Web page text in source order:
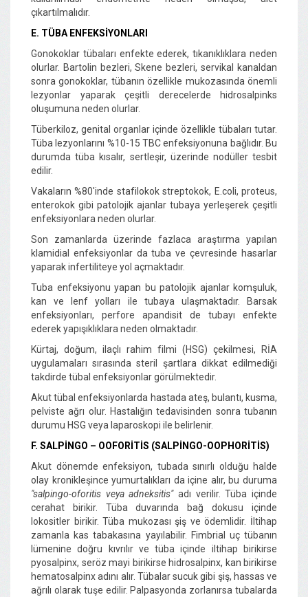
çıkartılmalıdır.
E. TÜBA ENFEKSİYONLARI
Gonokoklar tübaları enfekte ederek, tıkanıklıklara neden
olurlar. Bartolin bezleri, Skene bezleri, servikal kanaldan
sonra gonokoklar, tübanın özellikle mukozasında önemli
lezyonlar yaparak çeşitli derecelerde hidrosalpinks
oluşumuna neden olurlar.
Tüberkiloz, genital organlar içinde özellikle tübaları tutar.
Tüba lezyonlarını %10-15 TBC enfeksiyonuna bağlıdır. Bu
durumda tüba kısalır, sertleşir, üzerinde nodüller tesbit
edilir.
Vakaların %80'inde stafilokok streptokok, E.coli, proteus,
enterokok gibi patolojik ajanlar tubaya yerleşerek çeşitli
enfeksiyonlara neden olurlar.
Son zamanlarda üzerinde fazlaca araştırma yapılan
klamidial enfeksiyonlar da tuba ve çevresinde hasarlar
yaparak infertiliteye yol açmaktadır.
Tuba enfeksiyonu yapan bu patolojik ajanlar komşuluk,
kan ve lenf yolları ile tubaya ulaşmaktadır. Barsak
enfeksiyonları, perfore apandisit de tubayı enfekte
ederek yapışıklıklara neden olmaktadır.
Kürtaj, doğum, ilaçlı rahim filmi (HSG) çekilmesi, RİA
uygulamaları sırasında steril şartlara dikkat edilmediği
takdirde tübal enfeksiyonlar görülmektedir.
Akut tübal enfeksiyonlarda hastada ateş, bulantı, kusma,
pelviste ağrı olur. Hastalığın tedavisinden sonra tubanın
durumu HSG veya laparoskopi ile belirlenir.
F. SALPİNGO – OOFORİTİS (SALPİNGO-OOPHORİTİS)
Akut dönemde enfeksiyon, tubada sınırlı olduğu halde
olay kronikleşince yumurtalıkları da içine alır, bu duruma
"salpingo-oforitis veya adneksitis"adı verilir. Tüba içinde
cerahat birikir. Tüba duvarında bağ dokusu içinde
lokositler birikir. Tüba mukozası şiş ve ödemlidir. İltihap
zamanla kas tabakasına yayılabilir. Fimbrial uç tübanın
lümenine doğru kıvrılır ve tüba içinde iltihap birikirse
pyosalpinx, seröz mayi birikirse hidrosalpinx, kan birikirse
hematosalpinx adını alır. Tübalar sucuk gibi şiş, hassas ve
ağrılı olarak tuşe edilir. Palpasyonda zorlanırsa tubalarda